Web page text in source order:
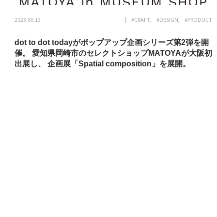
2023.09.13 #CRAFT #DESIGN #PRODUCT
dot to dot todayがポップアップ企画シリーズ第2弾を開
催。 愛知県岡崎市のセレクトショップMATOYAが大阪初
出展し、 企画展「Spatial composition」を展開。